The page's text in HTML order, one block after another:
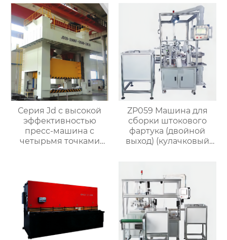
Серия Jd с высокой
эффективностью
пресс-машина с
четырьмя точками
ZP059 Машина для
сборки штокового
фартука (двойной
выход) (кулачковый